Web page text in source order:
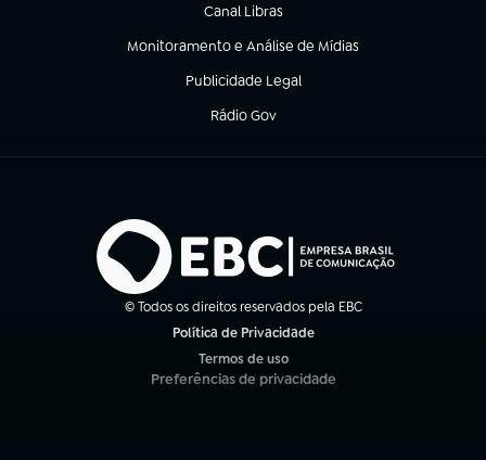
Canal Libras
(abre em nova aba)
Monitoramento e Análise de Mídias
(abre em nova aba)
Publicidade Legal
(abre em nova aba)
Rádio Gov
(abre em nova aba)
© Todos os direitos reservados pela EBC
Política de Privacidade
Termos de uso
(abre em nova aba)
Preferências de privacidade